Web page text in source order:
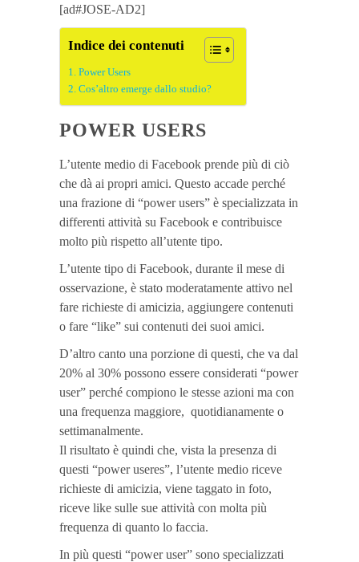
[ad#JOSE-AD2]
Indice dei contenuti
Power Users
Cos’altro emerge dallo studio?
POWER USERS
L’utente medio di Facebook prende più di ciò
che dà ai propri amici. Questo accade perché
una frazione di “power users” è specializzata in
differenti attività su Facebook e contribuisce
molto più rispetto all’utente tipo.
L’utente tipo di Facebook, durante il mese di
osservazione, è stato moderatamente attivo nel
fare richieste di amicizia, aggiungere contenuti
o fare “like” sui contenuti dei suoi amici.
D’altro canto una porzione di questi, che va dal
20% al 30% possono essere considerati “power
user” perché compiono le stesse azioni ma con
una frequenza maggiore, quotidianamente o
settimanalmente.
Il risultato è quindi che, vista la presenza di
questi “power useres”, l’utente medio riceve
richieste di amicizia, viene taggato in foto,
riceve like sulle sue attività con molta più
frequenza di quanto lo faccia.
In più questi “power user” sono specializzati